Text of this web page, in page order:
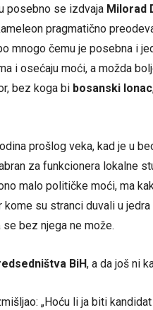
posebno se izdvaja Milorad
pragmatično
mnogo čemu je posebna i
i osećaju moći, a možda
bez koga bi bosanski lonac
prošlog veka, kad je u
za funkcionera lokalne
malo političke moći, ma
su stranci duvali u
se bez njega ne može.
BiH, a da još ni
„Hoću li ja biti